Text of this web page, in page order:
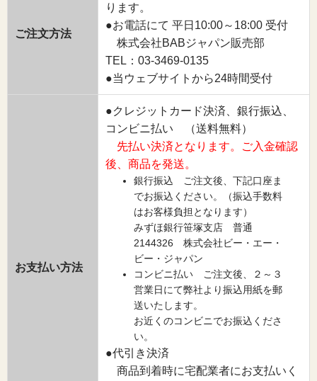
ご注文方法
ります。
●お電話にて 平日10:00～18:00 受付
株式会社BABジャパン販売部
TEL：03-3469-0135
●当ウェブサイトから24時間受付
お支払い方法
●クレジットカード決済、銀行振込、
コンビニ払い （送料無料）
先払い決済となります。ご入金確認
後、商品を発送。
銀行振込 ご注文後、下記口座ま
でお振込ください。（振込手数料
はお客様負担となります）
みずほ銀行笹塚支店 普通
2144326 株式会社ビー・エー・
ビー・ジャパン
コンビニ払い ご注文後、２～３
営業日にて弊社より振込用紙を郵
送いたします。
お近くのコンビニでお振込くださ
い。
●代引き決済
商品到着時に宅配業者にお支払いく